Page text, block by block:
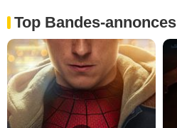
Top Bandes-annonces